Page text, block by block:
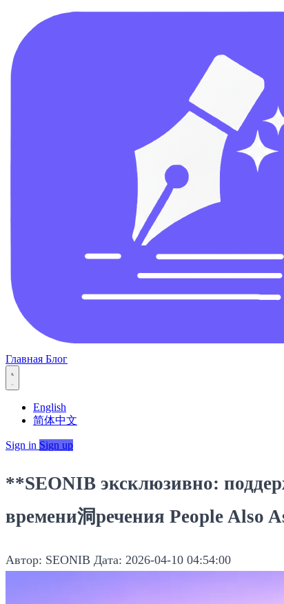
Главная Блог
English
简体中文
Sign in Sign up
**SEONIB эксклюзивно:
времени洞речения People Also
Автор: SEONIB Дата: 2026-04-10 04:54:00